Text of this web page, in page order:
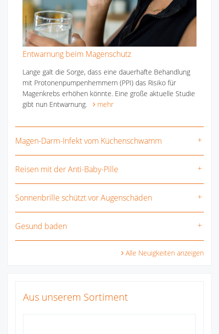
Entwarnung beim Magenschutz
Lange galt die Sorge, dass eine dauerhafte Behandlung
mit Protonenpumpenhemmern (PPI) das Risiko für
Magenkrebs erhöhen könnte. Eine große aktuelle Studie
gibt nun Entwarnung.
mehr
Magen-Darm-Infekt vom Küchenschwamm
Reisen mit der Anti-Baby-Pille
Sonnenbrille schützt vor Augenschäden
Gesund baden
Alle Neuigkeiten anzeigen
Aus unserem Sortiment